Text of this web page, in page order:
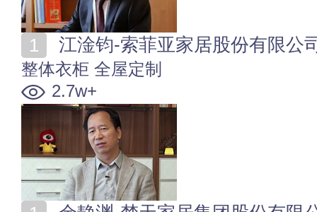
江淦钧-索菲亚家居股份有限公
整体衣柜 全屋定制
2.7w+